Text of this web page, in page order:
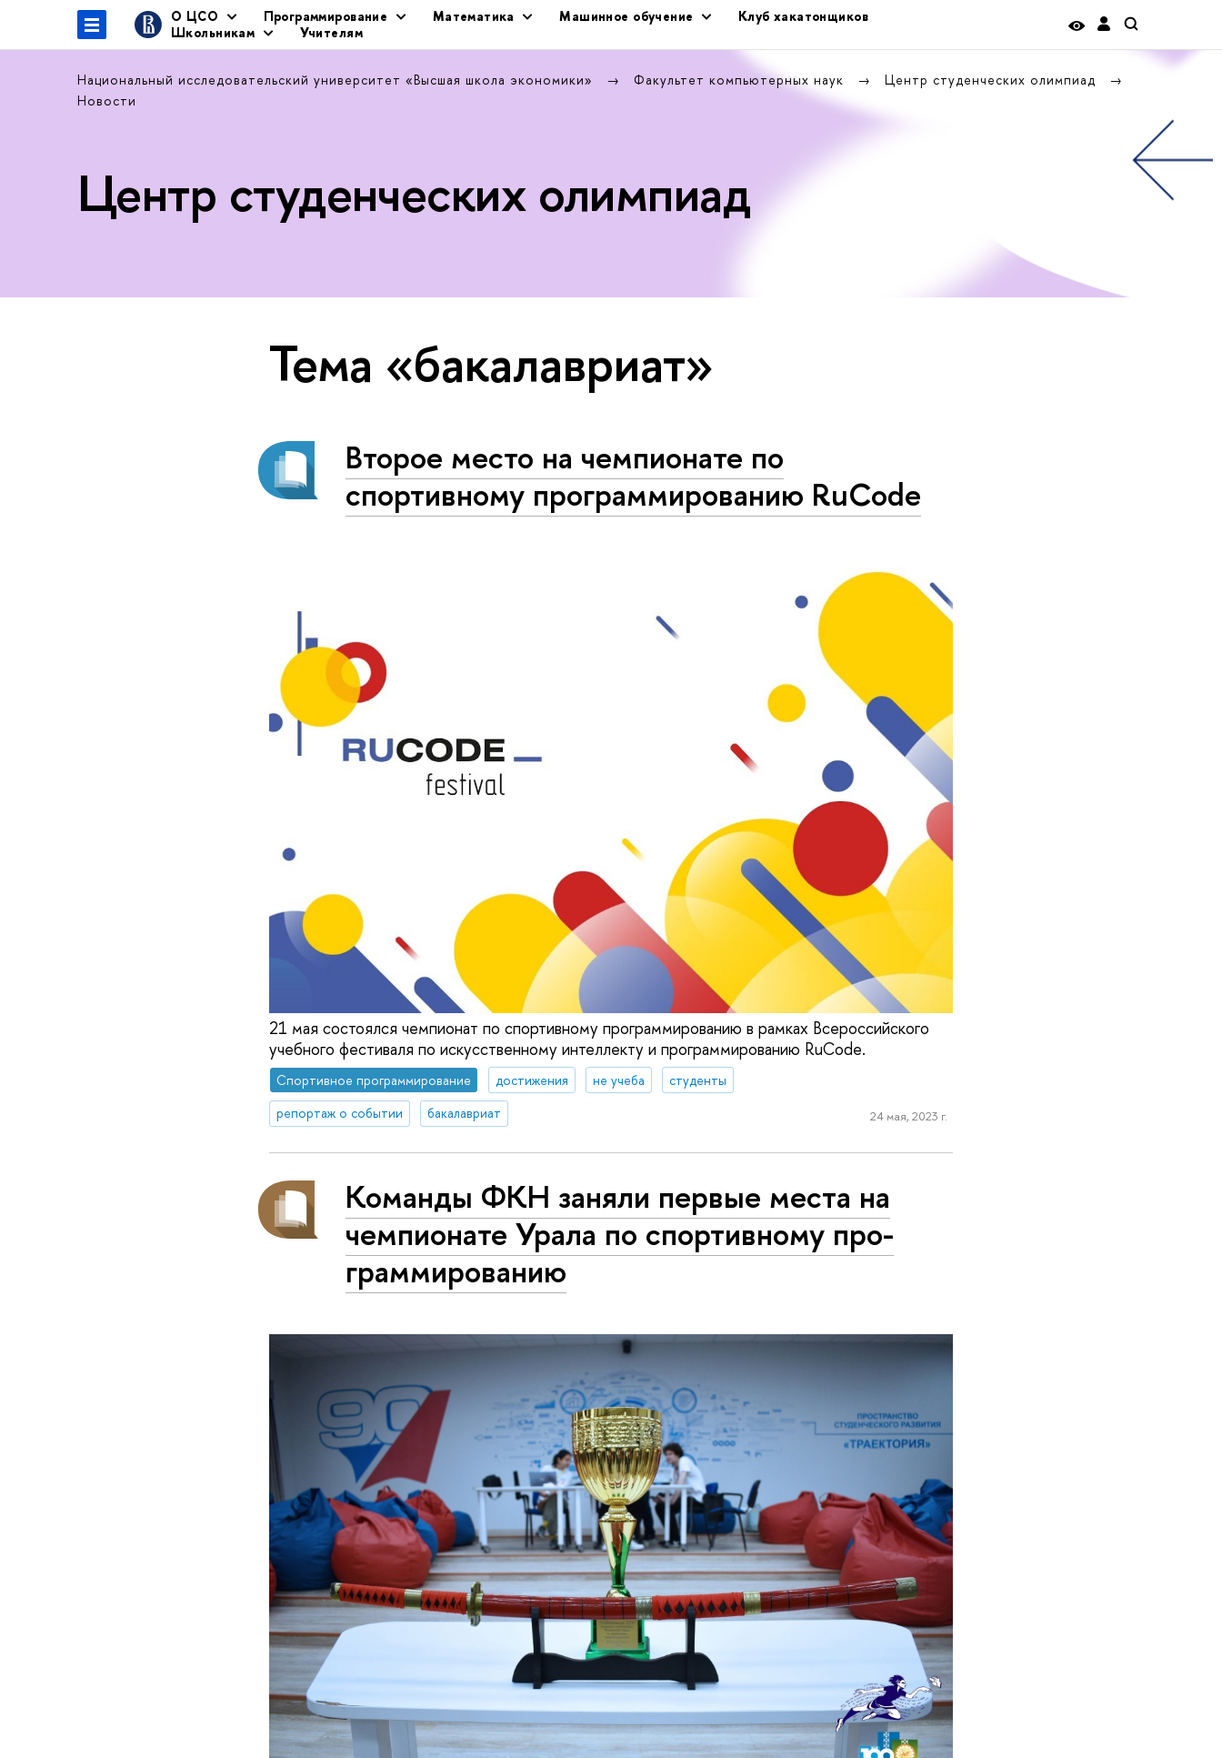
О ЦСО Программирование Математика Машинное обучение
Клуб хакатонщиков
Школьникам
Учителям
Национальный исследовательский университет «Высшая школа экономики» Факультет компьютерных наук
Центр студенческих олимпиад
Новости
Центр студенческих олимпиад
Тема «бакалавриат»
Второе место на чемпионате по
спортивному про­грам­ми­ро­ва­нию RuCode
21 мая состоялся чемпионат по спортивному программированию в рамках Всероссийского
учебного фестиваля по искусственному интеллекту и программированию RuCode.
Спортивное программирование достижения не учеба
студенты
репортаж о событии
бакалавриат 24 мая, 2023 г.
Команды ФКН заняли первые места на
чемпионате Урала по спортивному про­
грам­ми­ро­ва­нию